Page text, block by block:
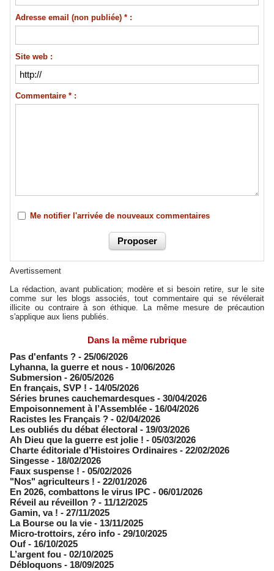
Adresse email (non publiée) * :
Site web :
Commentaire * :
Me notifier l'arrivée de nouveaux commentaires
Avertissement
La rédaction, avant publication; modère et si besoin retire, sur le site
comme sur les blogs associés, tout commentaire qui se révélerait
illicite ou contraire à son éthique. La même mesure de précaution
s'applique aux liens publiés.
Dans la même rubrique
Pas d'enfants ? - 25/06/2026
​Lyhanna, la guerre et nous - 10/06/2026
Submersion - 26/05/2026
En français, SVP ! - 14/05/2026
​Séries brunes cauchemardesques - 30/04/2026
Empoisonnement à l’Assemblée­ - 16/04/2026
Racistes les Français ? - 02/04/2026
​Les oubliés du débat électoral - 19/03/2026
Ah Dieu que la guerre est jolie ! - 05/03/2026
Charte éditoriale d’Histoires Ordinaires - 22/02/2026
Singesse - 18/02/2026
Faux suspense ! - 05/02/2026
"Nos" agriculteurs ! - 22/01/2026
En 2026, combattons le virus IPC - 06/01/2026
Réveil au réveillon ? - 11/12/2025
Gamin, va ! - 27/11/2025
​La Bourse ou la vie - 13/11/2025
Micro-trottoirs, zéro info - 29/10/2025
Ouf - 16/10/2025
L’argent fou - 02/10/2025
Débloquons - 18/09/2025